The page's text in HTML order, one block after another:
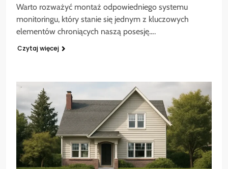
Warto rozważyć montaż odpowiedniego systemu
monitoringu, który stanie się jednym z kluczowych
elementów chroniących naszą posesję….
Czytaj więcej